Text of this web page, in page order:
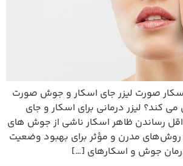
صورت لیزر جای اسکار و جوش صورت
کند؟ لیزر درمانی برای اسکار و جای
رساندن ظاهر اسکار ناشی از جوش های
مدرن و مؤثر برای بهبود وضعیت
جوش و اسکارهای […]